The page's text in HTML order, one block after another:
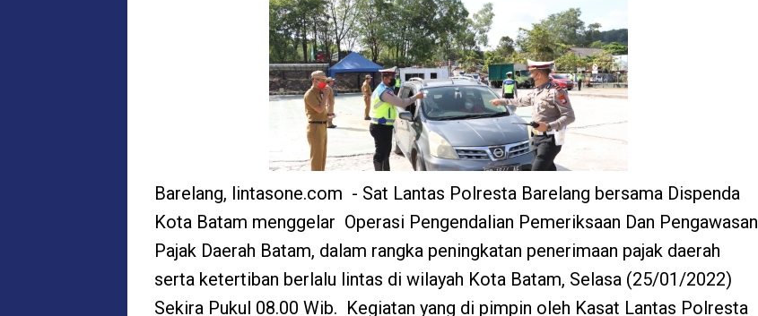
Barelang, lintasone.com - Sat Lantas Polresta Barelang bersama Dispenda
Kota Batam menggelar Operasi Pengendalian Pemeriksaan Dan Pengawasan
Pajak Daerah Batam, dalam rangka peningkatan penerimaan pajak daerah
serta ketertiban berlalu lintas di wilayah Kota Batam, Selasa (25/01/2022)
Sekira Pukul 08.00 Wib. Kegiatan yang di pimpin oleh Kasat Lantas Polresta